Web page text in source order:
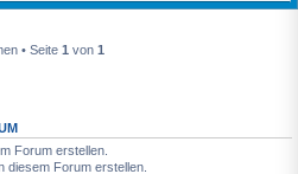
• Seite 1 von 1
Forum erstellen.
diesem Forum erstellen.